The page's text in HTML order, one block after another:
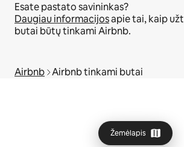
Žemėlapis
Esate pastato savininkas?
Daugiau informacijosapie tai, kaip
butai būtų tinkami Airbnb.
Airbnb Airbnb tinkami butai